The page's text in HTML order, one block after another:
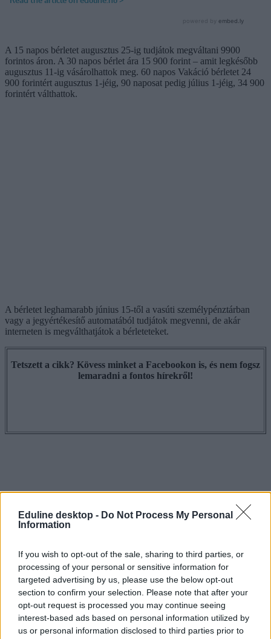
Eduline desktop - Do Not Process My Personal
Information
If you wish to opt-out of the sale, sharing to third parties, or
processing of your personal or sensitive information for
targeted advertising by us, please use the below opt-out
section to confirm your selection. Please note that after your
opt-out request is processed you may continue seeing
interest-based ads based on personal information utilized by
us or personal information disclosed to third parties prior to
A 15 napos bérletet augusztus 25-ig tudjátok megváltani 9900
forintos áron. A 30 napos bérlet ára 15 900 forint – amit legkésőbb
augusztus 11-ig vásárolhattok meg. 60 napos Vakáció bérletet 24
900 forintért augusztus 1-jéig, 90 naposat pedig július 1-jéig, 34 900
forintért válthattok.
A bérletet leghamarabb június 15-től a vasúti személypénztárban
vagy a jegyértékesítő automatából tudjátok megvenni, de akár
interneten is megválthatjátok a bérleteteket.
Tetszett a cikk? Kövess minket a Facebookon is, és nem fogsz
lemaradni a fontos hírekről!